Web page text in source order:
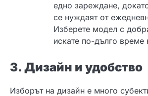
едно зареждане,
се нуждаят от
Изберете модел с
искате по-дълго време
3. Дизайн и удобство
Изборът на дизайн е много